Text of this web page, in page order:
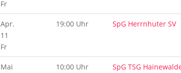
Fr
Apr.
11
Fr
19:00 Uhr SpG Herrnhuter SV
Mai
10:00 Uhr SpG TSG